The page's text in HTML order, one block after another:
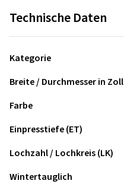
Technische Daten
Kategorie
Breite / Durchmesser in Zoll
Farbe
Einpresstiefe (ET)
Lochzahl / Lochkreis (LK)
Wintertauglich